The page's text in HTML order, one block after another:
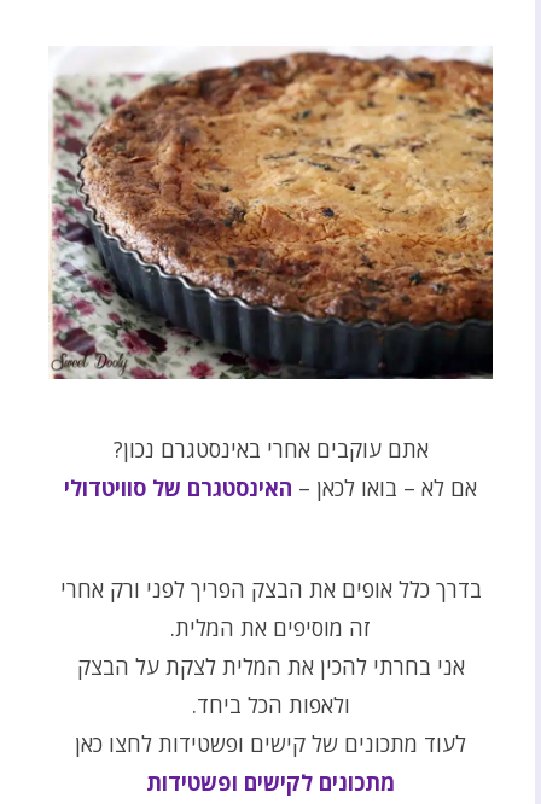
אתם עוקבים אחרי באינסטגרם נכון?
אם לא – בואו לכאן – האינסטגרם של סוויטדולי
בדרך כלל אופים את הבצק הפריך לפני ורק אחרי
זה מוסיפים את המלית.
אני בחרתי להכין את המלית לצקת על הבצק
ולאפות הכל ביחד.
לעוד מתכונים של קישים ופשטידות לחצו כאן
מתכונים לקישים ופשטידות